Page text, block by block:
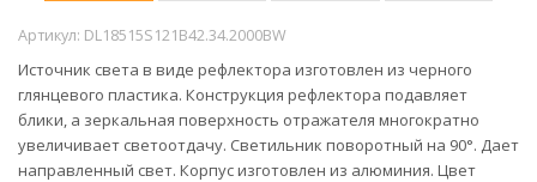
Артикул: DL18515S121B42.34.2000BW
Источник света в виде рефлектора изготовлен из черного
глянцевого пластика. Конструкция рефлектора подавляет
блики, а зеркальная поверхность отражателя многократно
увеличивает светоотдачу. Светильник поворотный на 90°. Дает
направленный свет. Корпус изготовлен из алюминия. Цвет